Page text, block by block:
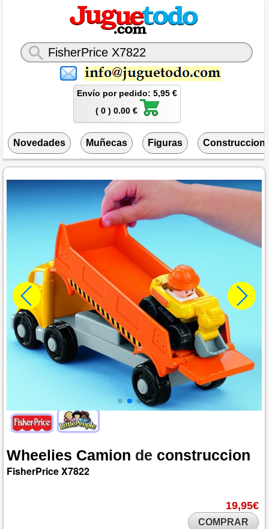
Envío por pedido: 5,95 €
( 0 ) 0.00 €
Novedades Muñecas Figuras
Wheelies Camion de construccion
FisherPriceX7822
19,95€
COMPRAR